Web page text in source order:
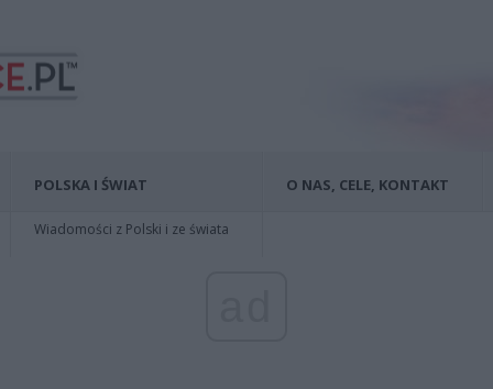
POLSKA I ŚWIAT
Wiadomości z Polski i ze świata
O NAS, CELE, KONTAKT